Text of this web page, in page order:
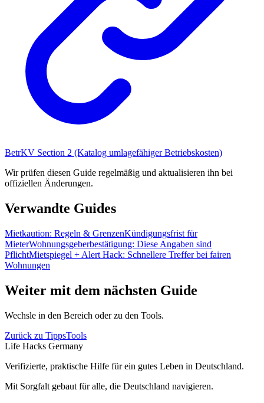
BetrKV Section 2 (Katalog umlagefähiger Betriebskosten)
Wir prüfen diesen Guide regelmäßig und aktualisieren ihn bei
offiziellen Änderungen.
Verwandte Guides
Mietkaution: Regeln & GrenzenKündigungsfrist für
MieterWohnungsgeberbestätigung: Diese Angaben sind
PflichtMietspiegel + Alert Hack: Schnellere Treffer bei fairen
Wohnungen
Weiter mit dem nächsten Guide
Wechsle in den Bereich oder zu den Tools.
Zurück zu TippsTools
Life Hacks Germany
Verifizierte, praktische Hilfe für ein gutes Leben in Deutschland.
Mit Sorgfalt gebaut für alle, die Deutschland navigieren.